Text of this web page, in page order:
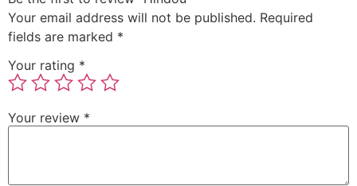
Your email address will not be published. Required
fields are marked *
Your rating *
Your review *